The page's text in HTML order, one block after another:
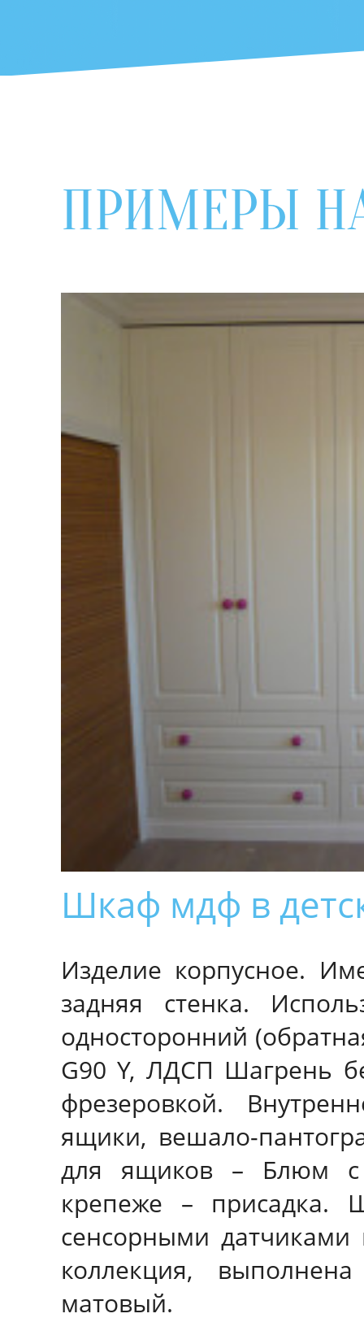
ПРИМЕРЫ
Шкаф мдф в
Изделие корпусное.
задняя стенка.
односторонний
G90 Y, ЛДСП Шагрень
фрезеровкой.
ящики, вешало-
для ящиков – Блюм с
крепеже – присадка.
сенсорными датчиками
коллекция,
матовый.